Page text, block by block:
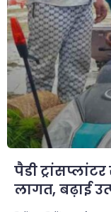
पैडी
लागत, बढ़ाई